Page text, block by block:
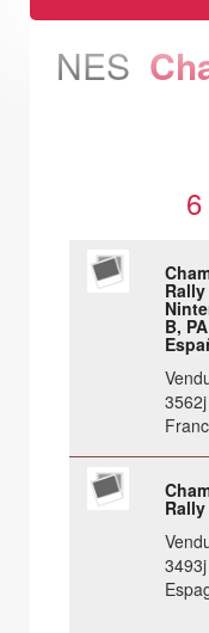
NES
Rally
B,
Rally